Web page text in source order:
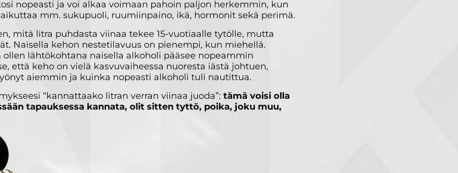
nopeasti ja voi alkaa voimaan pahoin paljon herkemmin, kun
mm. sukupuoli, ruumiinpaino, ikä, hormonit sekä perimä.
mitä litra puhdasta viinaa tekee 15-vuotiaalle tytölle, mutta
Naisella kehon nestetilavuus on pienempi, kun miehellä.
lähtökohtana naisella alkoholi pääsee nopeammin
että keho on vielä kasvuvaiheessa nuoresta iästä johtuen,
aiemmin ja kuinka nopeasti alkoholi tuli nautittua.
“kannattaako litran verran viinaa juoda”: tämä voisi olla
tapauksessa kannata, olit sitten tyttö, poika, joku muu,